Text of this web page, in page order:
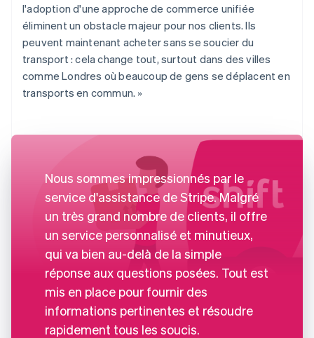
l'adoption d'une approche de commerce unifiée
éliminent un obstacle majeur pour nos clients. Ils
peuvent maintenant acheter sans se soucier du
transport : cela change tout, surtout dans des villes
comme Londres où beaucoup de gens se déplacent en
transports en commun. »
Nous sommes impressionnés par le
service d'assistance de Stripe. Malgré
un très grand nombre de clients, il offre
un service personnalisé et minutieux,
qui va bien au-delà de la simple
réponse aux questions posées. Tout est
mis en place pour fournir des
informations pertinentes et résoudre
rapidement tous les soucis.